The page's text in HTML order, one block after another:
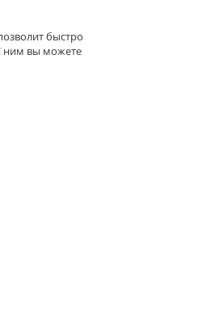
быстро
ним вы можете